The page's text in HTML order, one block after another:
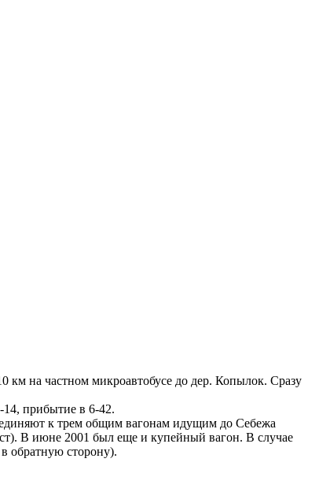
км на частном микроавтобусе до дер. Копылок. Сразу
14, прибытие в 6-42.
к трем общим вагонам идущим до Себежа
В июне 2001 был еще и купейный вагон. В случае
обратную сторону).